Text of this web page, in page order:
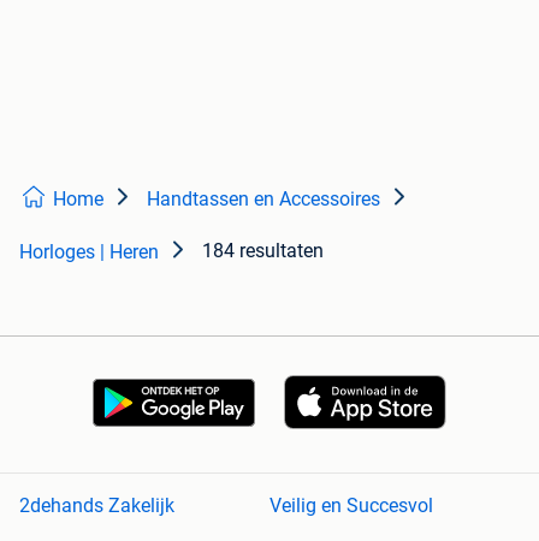
Home Handtassen en Accessoires
Horloges | Heren 184 resultaten
2dehands Zakelijk
Veilig en Succesvol